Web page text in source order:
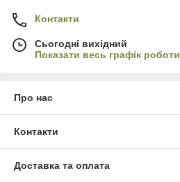
Контакти
Сьогодні вихідний
Показати весь графік роботи
Про нас
Контакти
Доставка та оплата